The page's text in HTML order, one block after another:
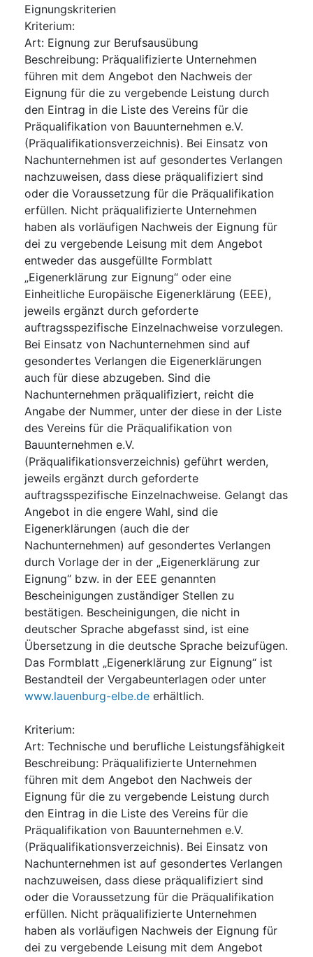
Eignungskriterien
Kriterium:
Art: Eignung zur Berufsausübung
Beschreibung: Präqualifizierte Unternehmen
führen mit dem Angebot den Nachweis der
Eignung für die zu vergebende Leistung durch
den Eintrag in die Liste des Vereins für die
Präqualifikation von Bauunternehmen e.V.
(Präqualifikationsverzeichnis). Bei Einsatz von
Nachunternehmen ist auf gesondertes Verlangen
nachzuweisen, dass diese präqualifiziert sind
oder die Voraussetzung für die Präqualifikation
erfüllen. Nicht präqualifizierte Unternehmen
haben als vorläufigen Nachweis der Eignung für
dei zu vergebende Leisung mit dem Angebot
entweder das ausgefüllte Formblatt
„Eigenerklärung zur Eignung“ oder eine
Einheitliche Europäische Eigenerklärung (EEE),
jeweils ergänzt durch geforderte
auftragsspezifische Einzelnachweise vorzulegen.
Bei Einsatz von Nachunternehmen sind auf
gesondertes Verlangen die Eigenerklärungen
auch für diese abzugeben. Sind die
Nachunternehmen präqualifiziert, reicht die
Angabe der Nummer, unter der diese in der Liste
des Vereins für die Präqualifikation von
Bauunternehmen e.V.
(Präqualifikationsverzeichnis) geführt werden,
jeweils ergänzt durch geforderte
auftragsspezifische Einzelnachweise. Gelangt das
Angebot in die engere Wahl, sind die
Eigenerklärungen (auch die der
Nachunternehmen) auf gesondertes Verlangen
durch Vorlage der in der „Eigenerklärung zur
Eignung“ bzw. in der EEE genannten
Bescheinigungen zuständiger Stellen zu
bestätigen. Bescheinigungen, die nicht in
deutscher Sprache abgefasst sind, ist eine
Übersetzung in die deutsche Sprache beizufügen.
Das Formblatt „Eigenerklärung zur Eignung“ ist
Bestandteil der Vergabeunterlagen oder unter
www.lauenburg-elbe.de erhältlich.
Kriterium:
Art: Technische und berufliche Leistungsfähigkeit
Beschreibung: Präqualifizierte Unternehmen
führen mit dem Angebot den Nachweis der
Eignung für die zu vergebende Leistung durch
den Eintrag in die Liste des Vereins für die
Präqualifikation von Bauunternehmen e.V.
(Präqualifikationsverzeichnis). Bei Einsatz von
Nachunternehmen ist auf gesondertes Verlangen
nachzuweisen, dass diese präqualifiziert sind
oder die Voraussetzung für die Präqualifikation
erfüllen. Nicht präqualifizierte Unternehmen
haben als vorläufigen Nachweis der Eignung für
dei zu vergebende Leisung mit dem Angebot